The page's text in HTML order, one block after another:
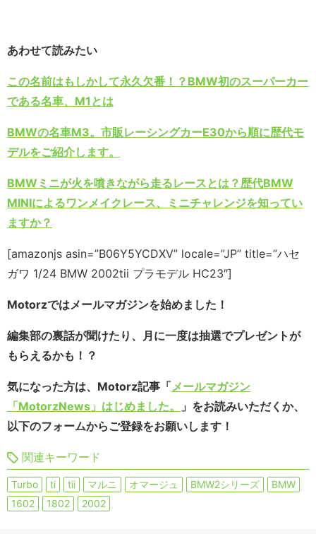
あわせて読みたい
この名前はもしかして永久欠番！？BMW初のスーパーカー
である名車、M1とは
BMWの名車M3。市販レーシングカーE30から順に歴代モ
デルをご紹介します。
BMWミニが火を噴きながら走るレースとは？歴代BMW
MINIによるワンメイクレース、ミニチャレンジを知ってい
ますか？
[amazonjs asin=”B06Y5YCDXV” locale=”JP” title=”ハセ
ガワ 1/24 BMW 2002tii プラモデル HC23″]
Motorzではメールマガジンを始めました！
編集部の裏話が聞けたり、月に一度は抽選でプレゼントが
もらえるかも！？
気になった方は、Motorz記事「メールマガジン
「MotorzNews」はじめました。
」をお読みいただくか、
以下のフォームからご登録をお願いします！
関連キーワード
Turbo ti tii マルニ オマージュ BMW2シリーズ
BMW
1602
1802 2002